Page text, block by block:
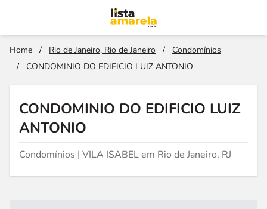
Home / Rio de Janeiro, Rio de Janeiro /
Condomínios
/
CONDOMINIO DO EDIFICIO LUIZ ANTONIO
CONDOMINIO DO EDIFICIO LUIZ
ANTONIO
Condomínios | VILA ISABEL em Rio de Janeiro, RJ